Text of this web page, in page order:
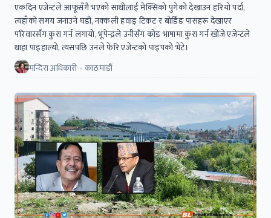
एकदिन एजेन्टले आफूसँगै भएको साथीलाई मेक्सिको पुगेको देखाउन हरियो पर्दा,
त्यहाँको समय जनाउने घडी, नक्कली हवाइ टिकट र बोर्डिङ पासहरू देखाएर
परिवारसँग कुरा गर्न लगायो, भूपेन्द्रले उनीसँग कोड भाषामा कुरा गर्न खोजे एजेन्टले
थाहा पाइहाल्यो, त्यसपछि उनले फेरि एजेन्टको पाइपको भेटे।
मन्दिरा अधिकारी - काठमाडौं